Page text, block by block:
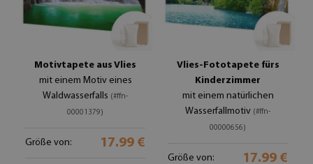
Motivtapete aus Vlies
mit einem Motiv eines
Waldwasserfalls (#ffn-
00001379)
Größe von: 17.99 €
Vlies-Fototapete fürs
Kinderzimmer
mit einem natürlichen
Wasserfallmotiv (#ffn-
00000656)
Größe von: 17.99 €